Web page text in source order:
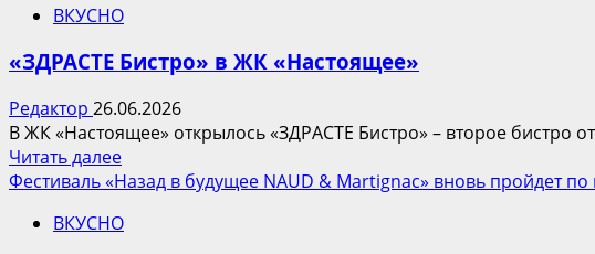
В
Bistro
сет
со
вкусом
персика
и
матчи
ВКУСНО
«ЗДРАСТЕ Бистро» в ЖК «Настоящее»
Редактор 26.06.2026
В ЖК «Настоящее» открылось «ЗДРАСТЕ Бистро» – второе бистро
Читать далееПрочитать
больше
«ЗДРАСТЕ
Фестиваль «Назад в будущее NAUD & Martignac» вновь пройдет по
ВКУСНО